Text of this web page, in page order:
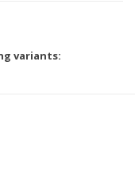
variants: